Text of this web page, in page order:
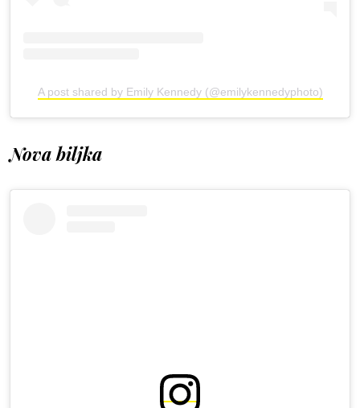
A post shared by Emily Kennedy (@emilykennedyphoto)
Nova biljka